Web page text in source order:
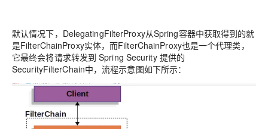
默认情况下，DelegatingFilterProxy从Spring容器中获取得到的就
是FilterChainProxy实体，而FilterChainProxy也是一个代理类，
它最终会将请求转发到 Spring Security 提供的
SecurityFilterChain中，流程示意图如下所示：